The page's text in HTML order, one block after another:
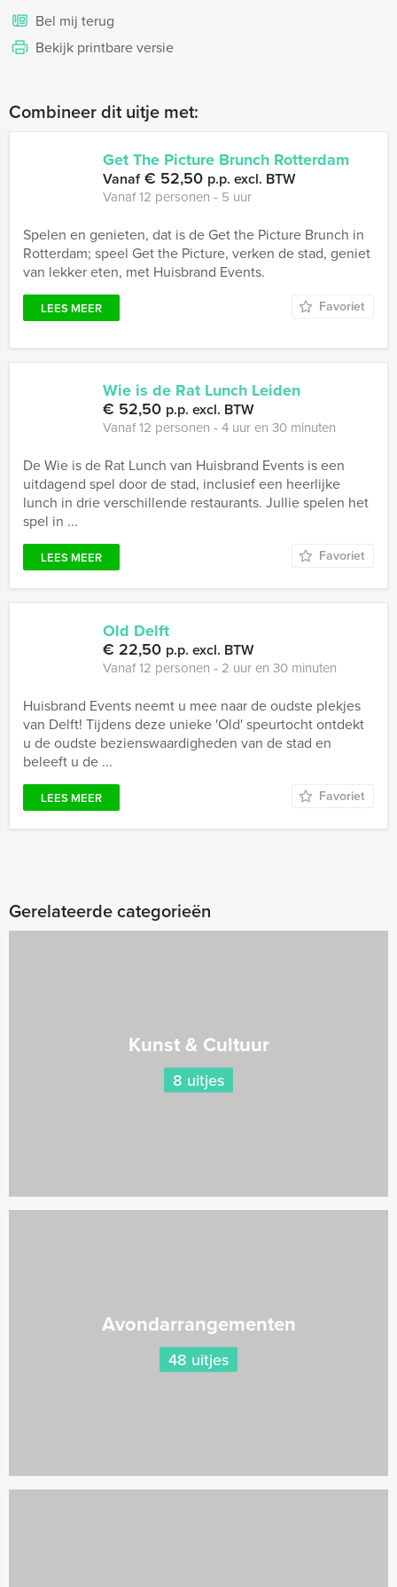
Bel mij terug
Bekijk printbare versie
Combineer dit uitje met:
Get The Picture Brunch Rotterdam
Vanaf€ 52,50 p.p. excl. BTW
Vanaf 12 personen ‐ 5 uur
Spelen en genieten, dat is de Get the Picture Brunch in
Rotterdam; speel Get the Picture, verken de stad, geniet
van lekker eten, met Huisbrand Events.
LEES MEER Favoriet
Wie is de Rat Lunch Leiden
€ 52,50 p.p. excl. BTW
Vanaf 12 personen ‐ 4 uur en 30 minuten
De Wie is de Rat Lunch van Huisbrand Events is een
uitdagend spel door de stad, inclusief een heerlijke
lunch in drie verschillende restaurants. Jullie spelen het
spel in ...
LEES MEER Favoriet
Old Delft
€ 22,50 p.p. excl. BTW
Vanaf 12 personen ‐ 2 uur en 30 minuten
Huisbrand Events neemt u mee naar de oudste plekjes
van Delft! Tijdens deze unieke 'Old' speurtocht ontdekt
u de oudste bezienswaardigheden van de stad en
beleeft u de ...
LEES MEER Favoriet
Gerelateerde categorieën
Kunst & Cultuur
8 uitjes
Avondarrangementen
48 uitjes